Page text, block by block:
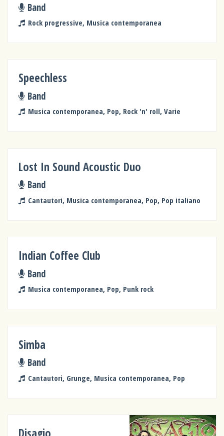
Band
Rock progressive, Musica contemporanea
Speechless
Band
Musica contemporanea, Pop, Rock 'n' roll, Varie
Lost In Sound Acoustic Duo
Band
Cantautori, Musica contemporanea, Pop, Pop italiano
Indian Coffee Club
Band
Musica contemporanea, Pop, Punk rock
Simba
Band
Cantautori, Grunge, Musica contemporanea, Pop